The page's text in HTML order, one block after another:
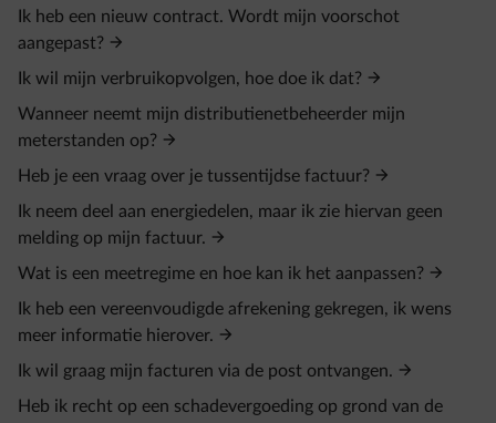
Ik heb een nieuw contract. Wordt mijn voorschot
aangepast?
Ik wil mijn verbruikopvolgen, hoe doe ik dat?
Wanneer neemt mijn distributienetbeheerder mijn
meterstanden op?
Heb je een vraag over je tussentijdse factuur?
Ik neem deel aan energiedelen, maar ik zie hiervan geen
melding op mijn factuur.
Wat is een meetregime en hoe kan ik het aanpassen?
Ik heb een vereenvoudigde afrekening gekregen, ik wens
meer informatie hierover.
Ik wil graag mijn facturen via de post ontvangen.
Heb ik recht op een schadevergoeding op grond van de